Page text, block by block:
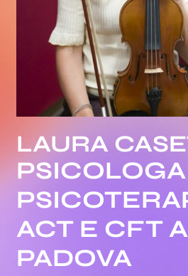
LAURA
PSICOLOGA
ACT E CFT A
PADOVA